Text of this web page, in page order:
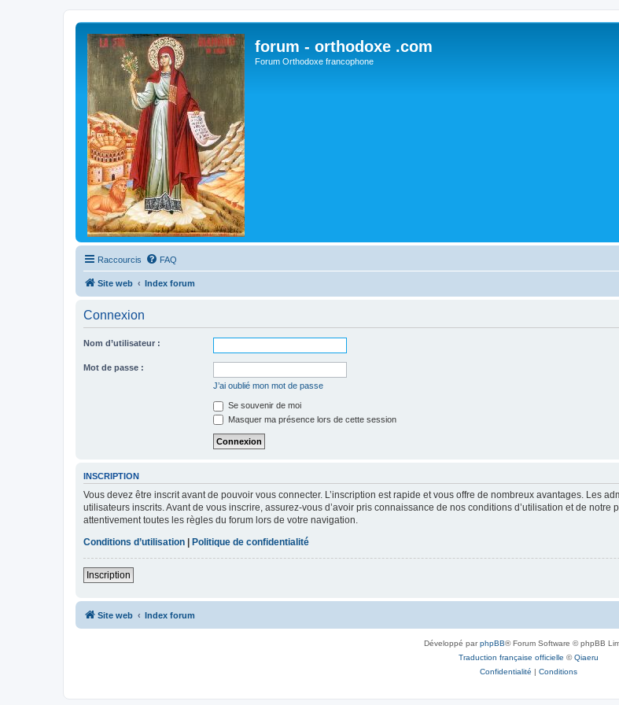
forum - orthodoxe .com
Forum Orthodoxe francophone
Raccourcis FAQ
Site web Index forum
Connexion
Nom d’utilisateur :
Mot de passe :
J’ai oublié mon mot de passe
Se souvenir de moi
Masquer ma présence lors de cette session
INSCRIPTION
Vous devez être inscrit avant de pouvoir vous connecter. L’inscription est rapide et vous offre de nombreux avantages. Les
utilisateurs inscrits. Avant de vous inscrire, assurez-vous d’avoir pris connaissance de nos conditions d’utilisation et de
attentivement toutes les règles du forum lors de votre navigation.
Conditions d’utilisation | Politique de confidentialité
Inscription
Site web Index forum
Développé parphpBB® Forum Software © phpBB
Traduction française officielle ©Qiaeru
Confidentialité | Conditions